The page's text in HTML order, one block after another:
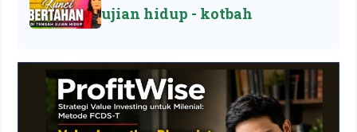
ujian hidup - kotbah